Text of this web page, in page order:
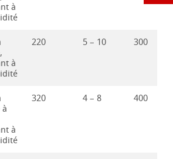
à
à
220 5 – 10 300
à
320 4 – 8 400